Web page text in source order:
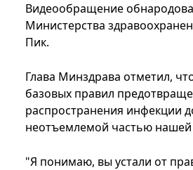
Видеообращение
Министерства
Пик.
Глава Минздрава отметил,
базовых правил
распространения инфекции
неотъемлемой частью
"Я понимаю, вы устали от